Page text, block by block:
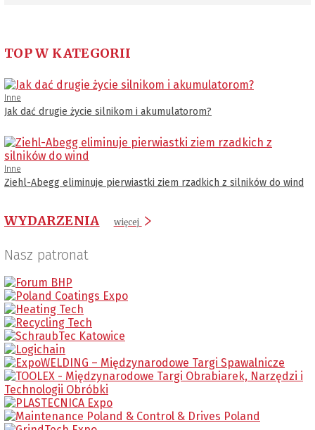
TOP W KATEGORII
Inne
Jak dać drugie życie silnikom i akumulatorom?
Inne
Ziehl-Abegg eliminuje pierwiastki ziem rzadkich z silników do wind
WYDARZENIA więcej
Nasz patronat